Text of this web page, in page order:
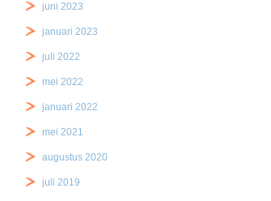
juni 2023
januari 2023
juli 2022
mei 2022
januari 2022
mei 2021
augustus 2020
juli 2019